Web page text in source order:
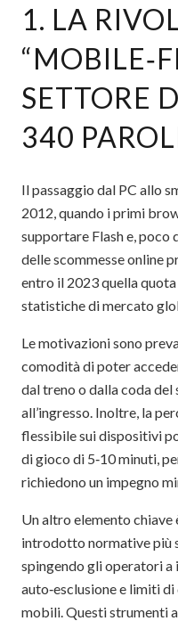
1. LA
SETTORE
340
Il passaggio dal PC allo
2012, quando i primi
supportare Flash e, poco
delle scommesse online
entro il 2023 quella
statistiche di mercato
Le motivazioni sono
comodità di poter
dal treno o dalla coda
all’ingresso. Inoltre, la
flessibile sui dispositivi
di gioco di 5‑10 minuti,
richiedono un impegno
Un altro elemento chiave
introdotto normative più
spingendo gli operatori a
auto‑esclusione e limiti
mobili. Questi strumenti